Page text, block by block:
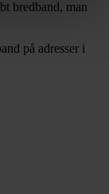
bredband, man
på adresser i